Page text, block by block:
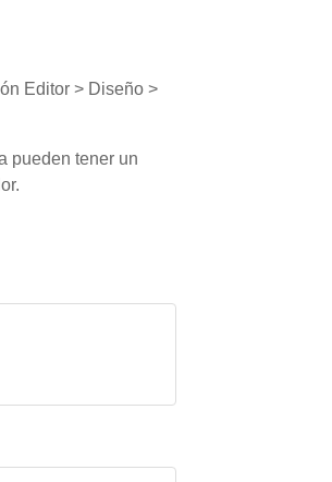
Editor > Diseño >
pueden tener un